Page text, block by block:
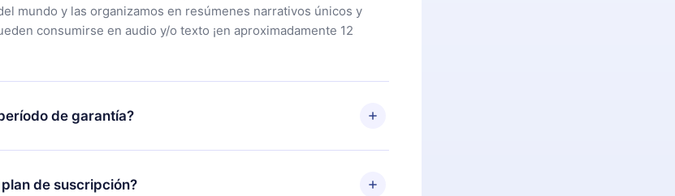
mundo y las organizamos en resúmenes narrativos únicos y
consumirse en audio y/o texto ¡en aproximadamente 12
de garantía?
aplicación y comenzar a disfrutar de nuestra biblioteca. Si por
satisfecho con nuestra plataforma, simplemente contacta a
de suscripción?